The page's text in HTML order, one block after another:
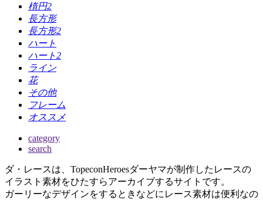
楕円2
長方形
長方形2
ハート
ハート2
ライン
花
その他
フレーム
オススメ
category
search
ダ・レースは、TopeconHeroesダーヤマが制作したレースの
イラスト素材をひたすらアーカイブするサイトです。
ガーリーなデザインをするときなどにレース素材は便利なの